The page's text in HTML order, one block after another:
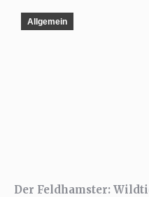
Allgemein
Der Feldhamster: